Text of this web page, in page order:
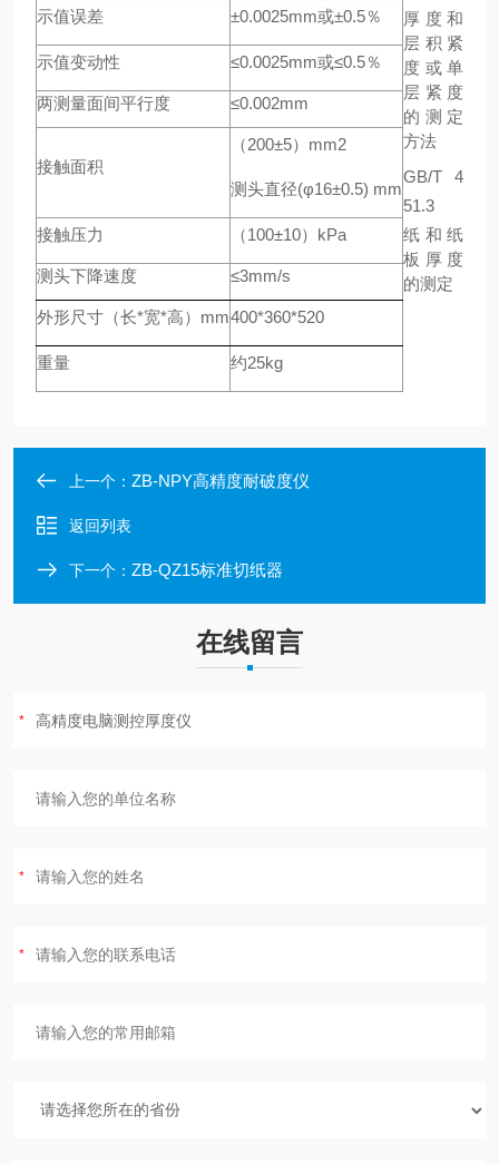
示值误差 ±0.0025mm或±0.5％
示值变动性 ≤0.0025mm或≤0.5％
两测量面间平行度 ≤0.002mm
接触面积
（200±5） mm2
测头直径(φ16±0.5) mm
接触压力 （100±10） kPa
测头下降速度 ≤3mm/s
外形尺寸（长*宽*高） mm400*360*520
重量 约25kg
厚度和
层积紧
度或单
层紧度
的测定
方法
GB/T 4
51.3
纸和纸
板厚度
的测定
上一个： ZB-NPY高精度耐破度仪
返回列表
下一个： ZB-QZ15标准切纸器
在线留言